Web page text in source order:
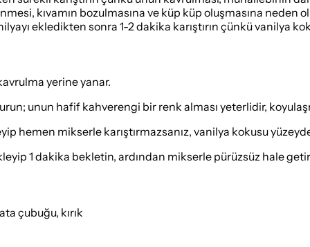
kıvamın bozulmasına ve küp küp oluşmasına
ekledikten sonra 1-2 dakika karıştırın çünkü vanilya
yerine yanar.
unun hafif kahverengi bir renk alması yeterlidir,
hemen mikserle karıştırmazsanız, vanilya kokusu yüzeyde
1 dakika bekletin, ardından mikserle pürüzsüz hale
çubuğu, kırık